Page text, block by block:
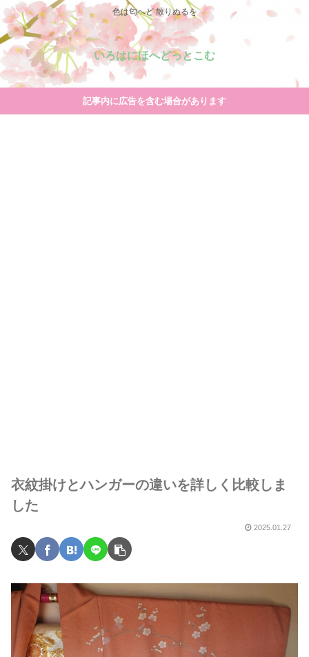
色は匂へど 散りぬるを
いろはにほへどっとこむ
記事内に広告を含む場合があります
衣紋掛けとハンガーの違いを詳しく比較しま
した
2025.01.27